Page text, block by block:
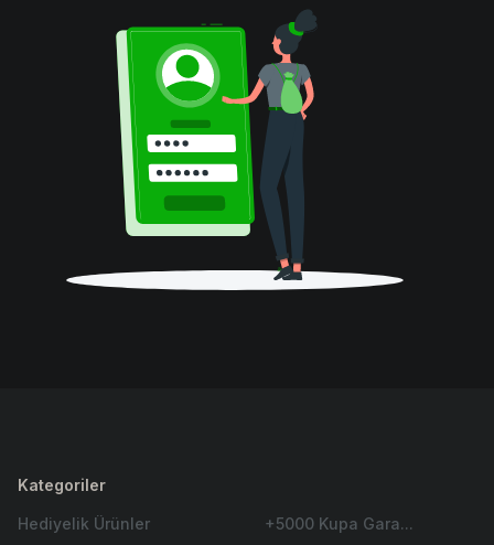
Kategoriler
Hediyelik Ürünler
+5000 Kupa Gara...